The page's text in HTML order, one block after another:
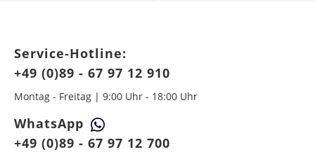
Service-Hotline:
+49 (0)89 - 67 97 12 910
Montag - Freitag | 9:00 Uhr - 18:00 Uhr
WhatsApp
+49 (0)89 - 67 97 12 700